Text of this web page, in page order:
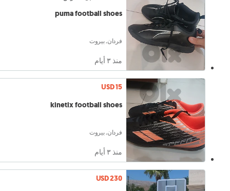
puma football shoes
فردان, بيروت
منذ ٣ أيام
USD 15
kinetix football shoes
فردان, بيروت
منذ ٣ أيام
USD 230